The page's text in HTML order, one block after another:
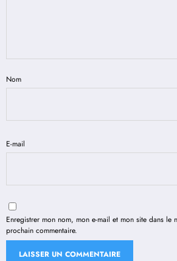
Nom
E-mail
Enregistrer mon nom, mon e-mail et mon site dans le
prochain commentaire.